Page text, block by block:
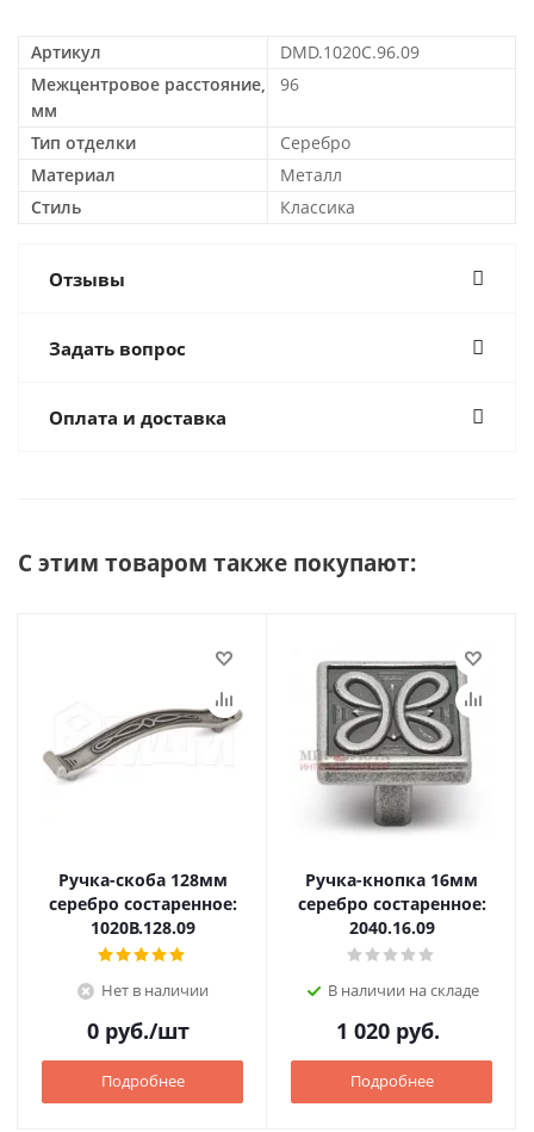
Артикул
DMD.1020C.96.09
Межцентровое расстояние,
мм
96
Тип отделки
Серебро
Материал
Металл
Стиль
Классика
Отзывы
Задать вопрос
Оплата и доставка
С этим товаром также покупают:
Ручка-скоба 128мм
серебро состаренное:
1020B.128.09
Нет в наличии
0 руб./шт
Подробнее
Ручка-кнопка 16мм
серебро состаренное:
2040.16.09
В наличии на складе
1 020руб.
Подробнее